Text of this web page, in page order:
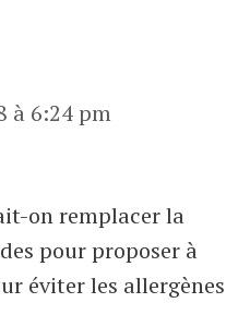
à 6:24 pm
on remplacer la
pour proposer à
éviter les allergènes